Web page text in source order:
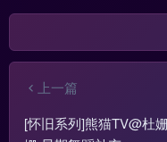
上一篇
[怀旧系列]熊猫TV@杜姗